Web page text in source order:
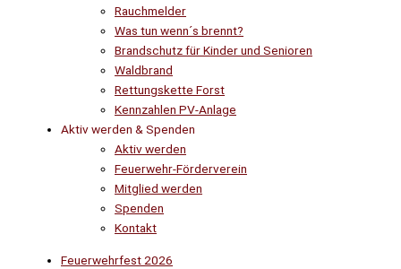
Rauchmelder
Was tun wenn´s brennt?
Brandschutz für Kinder und Senioren
Waldbrand
Rettungskette Forst
Kennzahlen PV-Anlage
Aktiv werden & Spenden
Aktiv werden
Feuerwehr-Förderverein
Mitglied werden
Spenden
Kontakt
Feuerwehrfest 2026